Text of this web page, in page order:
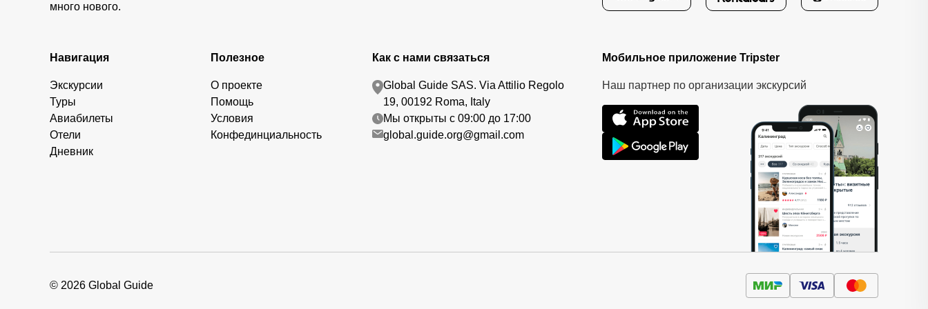
много нового.
Навигация
Экскурсии
Туры
Авиабилеты
Отели
Дневник
Полезное
О проекте
Помощь
Условия
Конфединциальность
Как с нами связаться
Global Guide SAS. Via Attilio Regolo
19, 00192 Roma, Italy
Мы открыты с 09:00 до 17:00
global.guide.org@gmail.com
Мобильное приложение Tripster
Наш партнер по организации экскурсий
© 2026 Global Guide